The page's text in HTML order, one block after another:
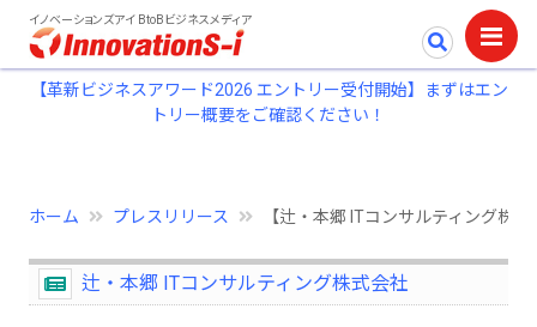
イノベーションズアイ BtoBビジネスメディア
【革新ビジネスアワード2026 エントリー受付開始】まずはエン
トリー概要をご確認ください！
ホーム プレスリリース 【辻・本郷 ITコンサルティング株
辻・本郷 ITコンサルティング株式会社